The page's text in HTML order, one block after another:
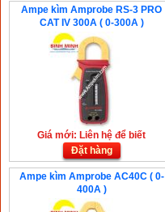
Ampe kìm Amprobe RS-3 PRO
CAT IV 300A ( 0-300A )
Giá mới: Liên hệ để biết
Đặt hàng
Ampe kìm Amprobe AC40C ( 0-
400A )